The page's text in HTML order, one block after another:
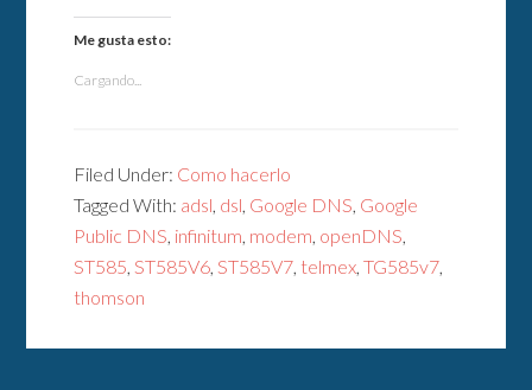
Me gusta esto:
Cargando...
Filed Under: Como hacerlo
Tagged With: adsl, dsl, Google DNS, Google
Public DNS, infinitum, modem, openDNS,
ST585,ST585V6,ST585V7, telmex,TG585v7,
thomson